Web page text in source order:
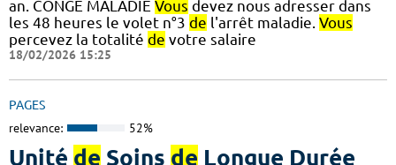
an. CONGÉ MALADIE Vous devez nous adresser dans
les 48 heures le volet n°3 de l'arrêt maladie. Vous
percevez la totalité de votre salaire
18/02/2026 15:25
PAGES
relevance: 52%
Unité de Soins de Longue Durée